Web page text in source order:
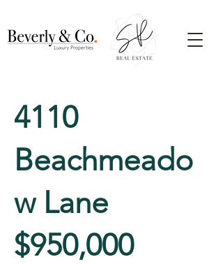
4110
Beachmeado
w Lane
$950,000